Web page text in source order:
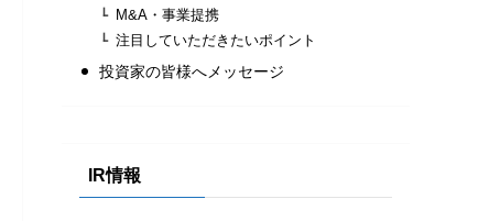
M&A・事業提携
注目していただきたいポイント
投資家の皆様へメッセージ
IR情報